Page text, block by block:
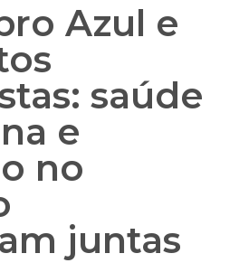
Azul e
saúde
e
no
juntas